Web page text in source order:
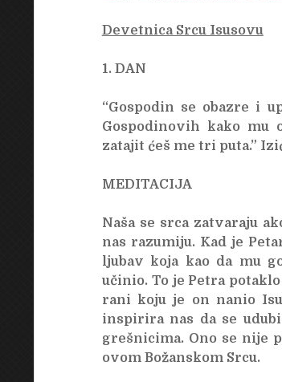
Devetnica Srcu Isusovu
1. DAN
“Gospodin se obazre i
Gospodinovih kako mu
zatajit ćeš me tri puta.”
MEDITACIJA
Naša se srca zatvaraju
nas razumiju. Kad je
ljubav koja kao da mu
učinio. To je Petra
rani koju je on nanio
inspirira nas da se
grešnicima. Ono se nije
ovom Božanskom Srcu.